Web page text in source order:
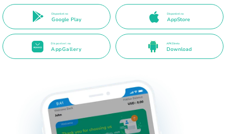
Disponível no
Google Play
Disponível na
AppStore
Disponível na
AppGallery
APK Direto
Download